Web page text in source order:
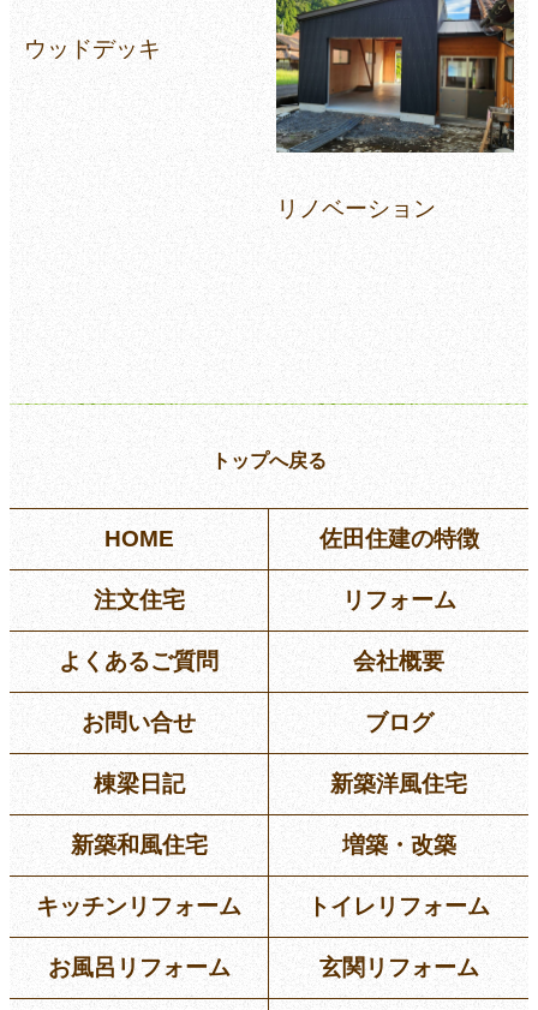
ウッドデッキ
リノベーション
トップへ戻る
HOME 佐田住建の特徴
注文住宅 リフォーム
よくあるご質問 会社概要
お問い合せ ブログ
棟梁日記 新築洋風住宅
新築和風住宅 増築・改築
キッチンリフォーム トイレリフォーム
お風呂リフォーム 玄関リフォーム